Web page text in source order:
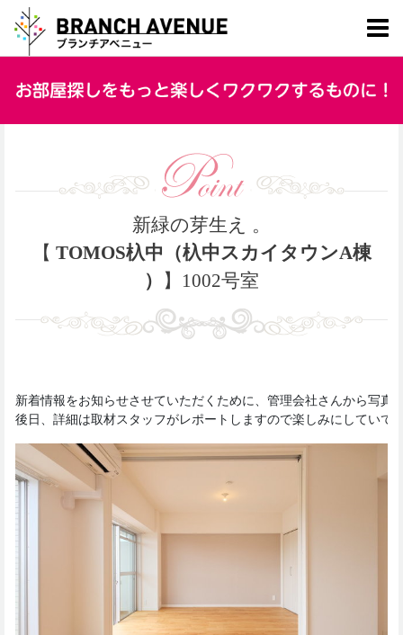
新緑の芽生え 。
【 TOMOS杁中（杁中スカイタウンA棟
）
】1002号室
新着情報をお知らせさせていただくために、管理会社さんから写真
後日、詳細は取材スタッフがレポートしますので楽しみにしていて